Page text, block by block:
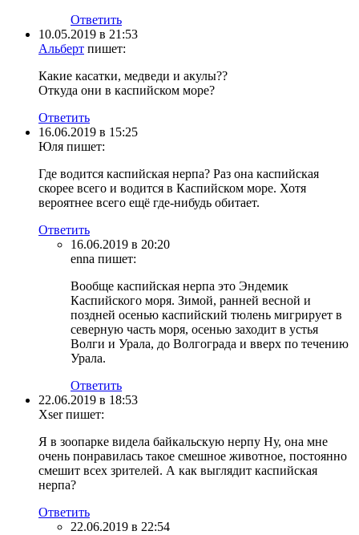
Ответить
10.05.2019 в 21:53
Альберт пишет:
Какие касатки, медведи и акулы??
Откуда они в каспийском море?
Ответить
16.06.2019 в 15:25
Юля пишет:
Где водится каспийская нерпа? Раз она каспийская
скорее всего и водится в Каспийском море. Хотя
вероятнее всего ещё где-нибудь обитает.
Ответить
16.06.2019 в 20:20
enna пишет:
Вообще каспийская нерпа это Эндемик
Каспийского моря. Зимой, ранней весной и
поздней осенью каспийский тюлень мигрирует в
северную часть моря, осенью заходит в устья
Волги и Урала, до Волгограда и вверх по течению
Урала.
Ответить
22.06.2019 в 18:53
Xser пишет:
Я в зоопарке видела байкальскую нерпу Ну, она мне
очень понравилась такое смешное животное, постоянно
смешит всех зрителей. А как выглядит каспийская
нерпа?
Ответить
22.06.2019 в 22:54